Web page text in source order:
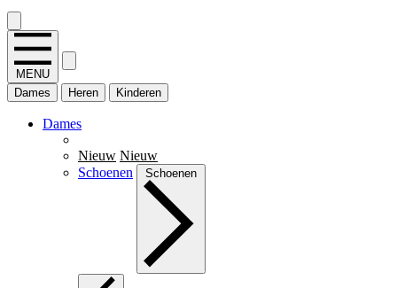
MENU
Dames
Heren Kinderen
Dames
Nieuw Nieuw
Schoenen
Schoenen